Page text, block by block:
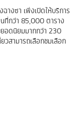
ฉางซา เพิ่งเปิดให้บริการ
ที่กว่า 85,000 ตาราง
อดนิยมมากกว่า 230
สามารถเลือกชมเลือก